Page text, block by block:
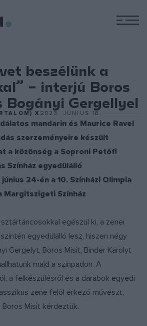
beszélünk a
– interjú Boros
Bogányi Gergellyel
X 2023. JÚNIUS 16.
mandarin és Maurice Ravel
szerzeményeire készült
a közönség a Soproni Petőfi
Színház egyedülálló
24-én a 10. Színházi Olimpia
Margitszigeti Színház
egészül ki, a zenei
egyedülálló lesz, hiszen négy
Gergelyt, Boros Misit, Binder Károlyt
majd a színpadon. A
a felkészülésről és a darabok egyedi
zene felől érkező művészt,
Misit kérdeztük.